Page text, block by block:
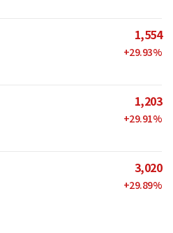
1,554
+29.93%
1,203
+29.91%
3,020
+29.89%